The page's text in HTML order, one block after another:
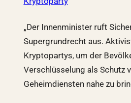
„Der Innenminister ruft
Supergrundrecht aus.
Kryptopartys, um der
Verschlüsselung als Schutz
Geheimdiensten nahe zu